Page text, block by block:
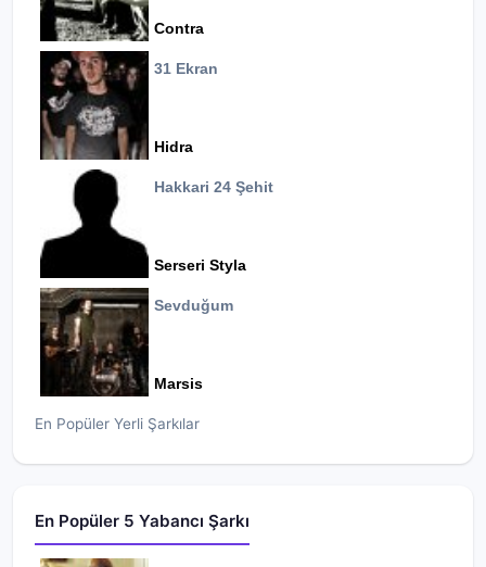
Contra
31 Ekran
Hidra
Hakkari 24 Şehit
Serseri Styla
Sevduğum
Marsis
En Popüler Yerli Şarkılar
En Popüler 5 Yabancı Şarkı